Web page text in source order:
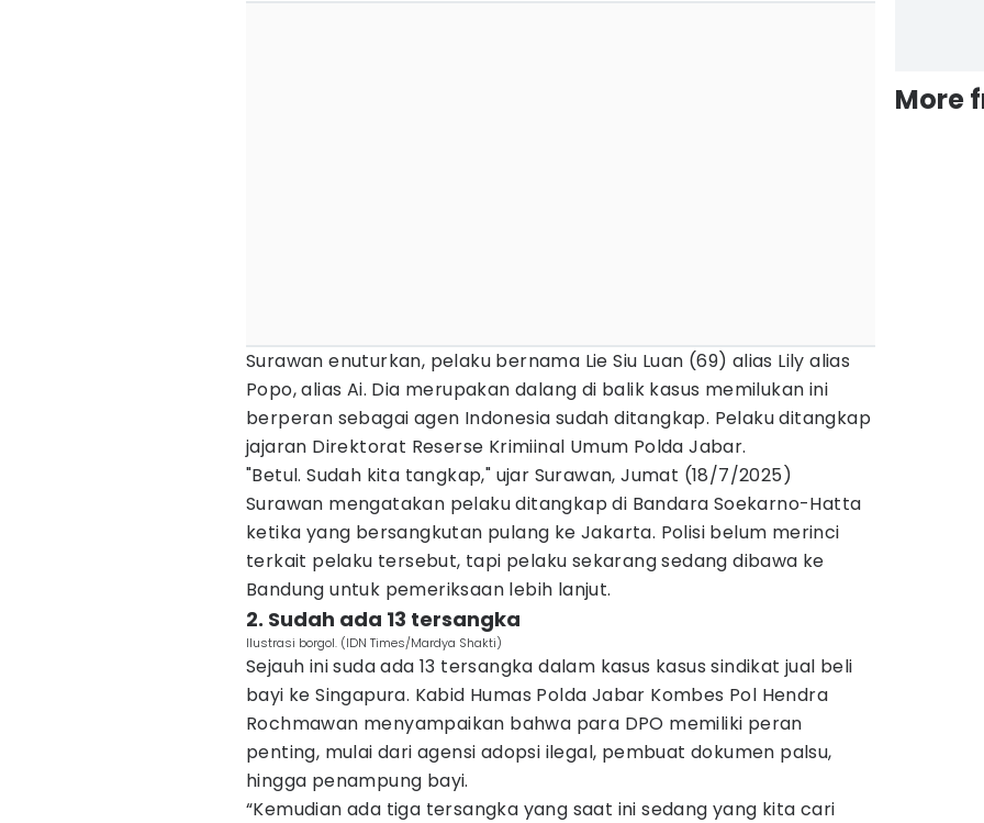
Surawan enuturkan, pelaku bernama Lie Siu Luan (69) alias Lily alias
Popo, alias Ai. Dia merupakan dalang di balik kasus memilukan ini
berperan sebagai agen Indonesia sudah ditangkap. Pelaku ditangkap
jajaran Direktorat Reserse Krimiinal Umum Polda Jabar.
"Betul. Sudah kita tangkap," ujar Surawan, Jumat (18/7/2025)
Surawan mengatakan pelaku ditangkap di Bandara Soekarno-Hatta
ketika yang bersangkutan pulang ke Jakarta. Polisi belum merinci
terkait pelaku tersebut, tapi pelaku sekarang sedang dibawa ke
Bandung untuk pemeriksaan lebih lanjut.
2. Sudah ada 13 tersangka
Ilustrasi borgol. (IDN Times/Mardya Shakti)
Sejauh ini suda ada 13 tersangka dalam kasus kasus sindikat jual beli
bayi ke Singapura. Kabid Humas Polda Jabar Kombes Pol Hendra
Rochmawan menyampaikan bahwa para DPO memiliki peran
penting, mulai dari agensi adopsi ilegal, pembuat dokumen palsu,
hingga penampung bayi.
“Kemudian ada tiga tersangka yang saat ini sedang yang kita cari
More